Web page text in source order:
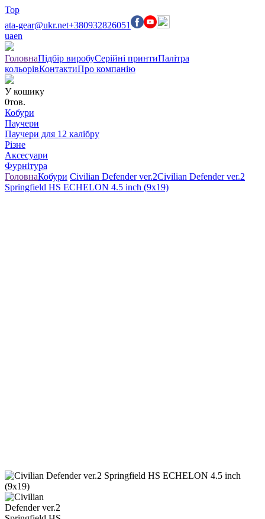
Top
ata-gear@ukr.net+380932826051
uaen
ГоловнаПідбір виробуСерійні принтиПалітра
кольорівКонтактиПро компанію
У кошику
0тов.
Кобури
Паучери
Паучери для 12 калібру
Різне
Аксесуари
Фурнітура
ГоловнаКобури Civilian Defender ver.2Civilian Defender ver.2
Springfield HS ECHELON 4.5 inch (9x19)